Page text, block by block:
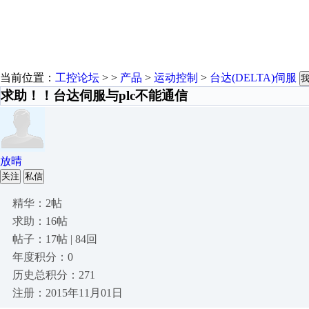
当前位置： 工控论坛 > > 产品 > 运动控制 > 台达(DELTA)伺服
求助！！台达伺服与plc不能通信
放晴
关注 私信
精华：2帖
求助：16帖
帖子：17帖 | 84回
年度积分：0
历史总积分：271
注册：2015年11月01日